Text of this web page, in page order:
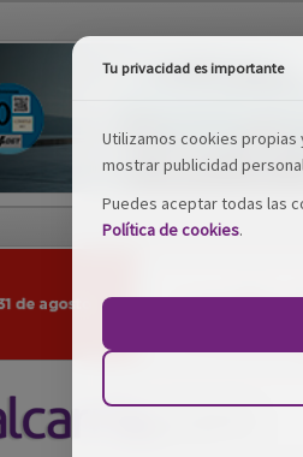
PROVINCIA SOCIEDAD Y CULTURA
Tu privacidad es importante
Utilizamos cookies
mostrar publicidad
Puedes aceptar todas las
Política de cookies.